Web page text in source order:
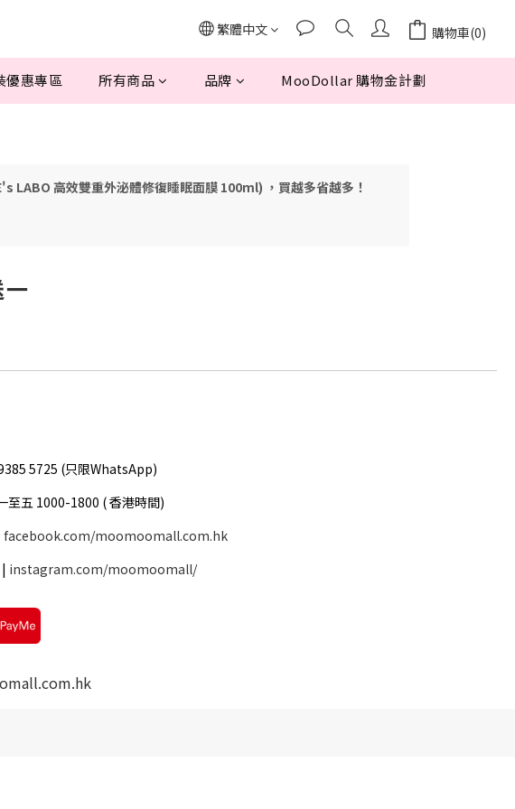
繁體中文 購物車(0)
優惠專區 所有商品 品牌 MooDollar 購物金計劃
LABO 高效雙重外泌體修復睡眠面膜 100ml) ，買越多省越多！
5725 (只限WhatsApp)
至五 1000-1800 ( 香港時間)
facebook.com/moomoomall.com.hk
instagram.com/moomoomall/